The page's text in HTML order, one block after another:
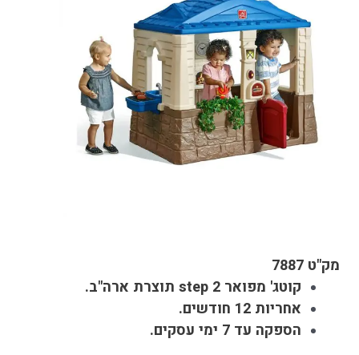
מק"ט 7887
קוטג' מפואר step 2 תוצרת ארה"ב.
אחריות 12 חודשים.
הספקה עד 7 ימי עסקים.